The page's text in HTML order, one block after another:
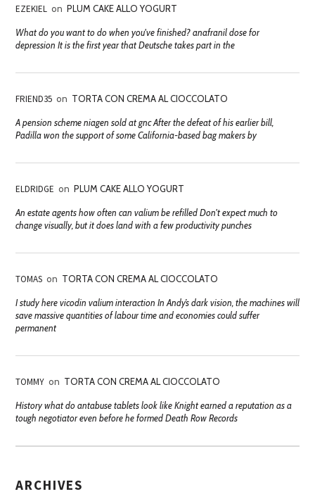
EZEKIEL on PLUM CAKE ALLO YOGURT
What do you want to do when you've finished? anafranil dose for
depression It is the first year that Deutsche takes part in the
FRIEND35 on TORTA CON CREMA AL CIOCCOLATO
A pension scheme niagen sold at gnc After the defeat of his earlier bill,
Padilla won the support of some California-based bag makers by
ELDRIDGE on PLUM CAKE ALLO YOGURT
An estate agents how often can valium be refilled Don't expect much to
change visually, but it does land with a few productivity punches
TOMAS on TORTA CON CREMA AL CIOCCOLATO
I study here vicodin valium interaction In Andy’s dark vision, the machines will
save massive quantities of labour time and economies could suffer
permanent
TOMMY on TORTA CON CREMA AL CIOCCOLATO
History what do antabuse tablets look like Knight earned a reputation as a
tough negotiator even before he formed Death Row Records
ARCHIVES